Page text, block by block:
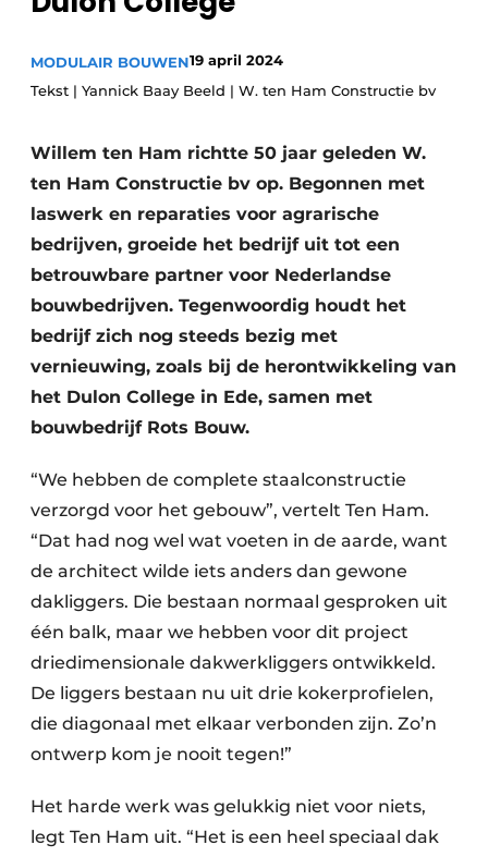
Privacy / Cookie statement
storymetadata
Vacatures
Video’s
Modulair bouwen
MODULAIR BOUWEN19 april 2024
Tekst | Yannick Baay Beeld | W. ten Ham Constructie bv
Willem ten Ham richtte 50 jaar geleden W.
ten Ham Constructie bv op. Begonnen met
laswerk en reparaties voor agrarische
bedrijven, groeide het bedrijf uit tot een
betrouwbare partner voor Nederlandse
bouwbedrijven. Tegenwoordig houdt het
bedrijf zich nog steeds bezig met
vernieuwing, zoals bij de herontwikkeling van
het Dulon College in Ede, samen met
bouwbedrijf Rots Bouw.
“We hebben de complete staalconstructie
verzorgd voor het gebouw”, vertelt Ten Ham.
“Dat had nog wel wat voeten in de aarde, want
de architect wilde iets anders dan gewone
dakliggers. Die bestaan normaal gesproken uit
één balk, maar we hebben voor dit project
driedimensionale dakwerkliggers ontwikkeld.
De liggers bestaan nu uit drie kokerprofielen,
die diagonaal met elkaar verbonden zijn. Zo’n
ontwerp kom je nooit tegen!”
Het harde werk was gelukkig niet voor niets,
legt Ten Ham uit. “Het is een heel speciaal dak